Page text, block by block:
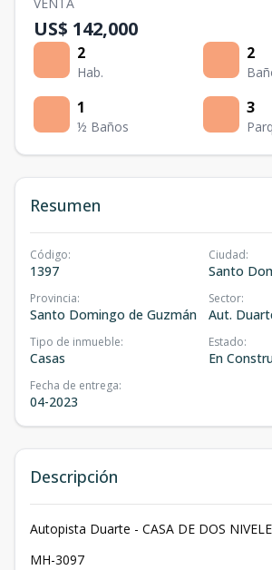
US$ 142,000
2
Hab.
2
1
½ Baños
3
Resumen
Código:
1397
Ciudad:
Santo
Provincia:
Santo Domingo de Guzmán
Sector:
Aut.
Tipo de inmueble:
Casas
Estado:
En
Fecha de entrega:
04-2023
Descripción
Autopista Duarte - CASA DE DOS
MH-3097